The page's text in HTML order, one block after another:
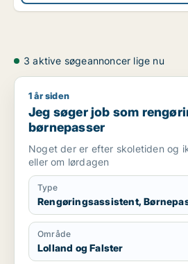
3 aktive søgeannoncer lige nu
Jeg søger job som
1 år siden
Jeg søger job som
børnepasser
Noget der er efter skoletiden og
eller om lørdagen
Type
Rengøringsassistent,
Område
Lolland og Falster